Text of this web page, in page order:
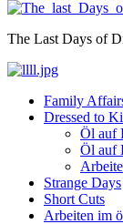
The Last Days of
Family
Dressed to
Öl auf
Öl auf
Strange Days
Short Cuts
Arbeiten im